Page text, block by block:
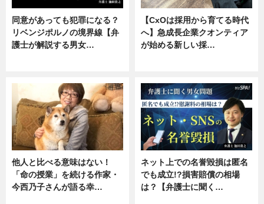
同意があっても犯罪になる？
リベンジポルノの境界線【弁
護士が解説する男女…
【CxOは採用から育てる時代
へ】急成長企業クオンティア
が始める新しい採…
他人と比べる意味はない！
「命の授業」を続ける作家・
今西乃子さんが語る幸…
ネット上での名誉毀損は匿名
でも成立!?損害賠償の相場
は？【弁護士に聞く…